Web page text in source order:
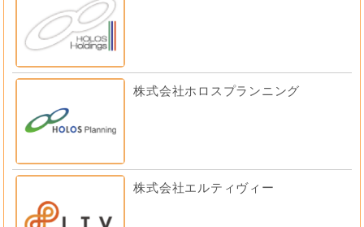
株式会社ホロスプランニング
株式会社エルティヴィー